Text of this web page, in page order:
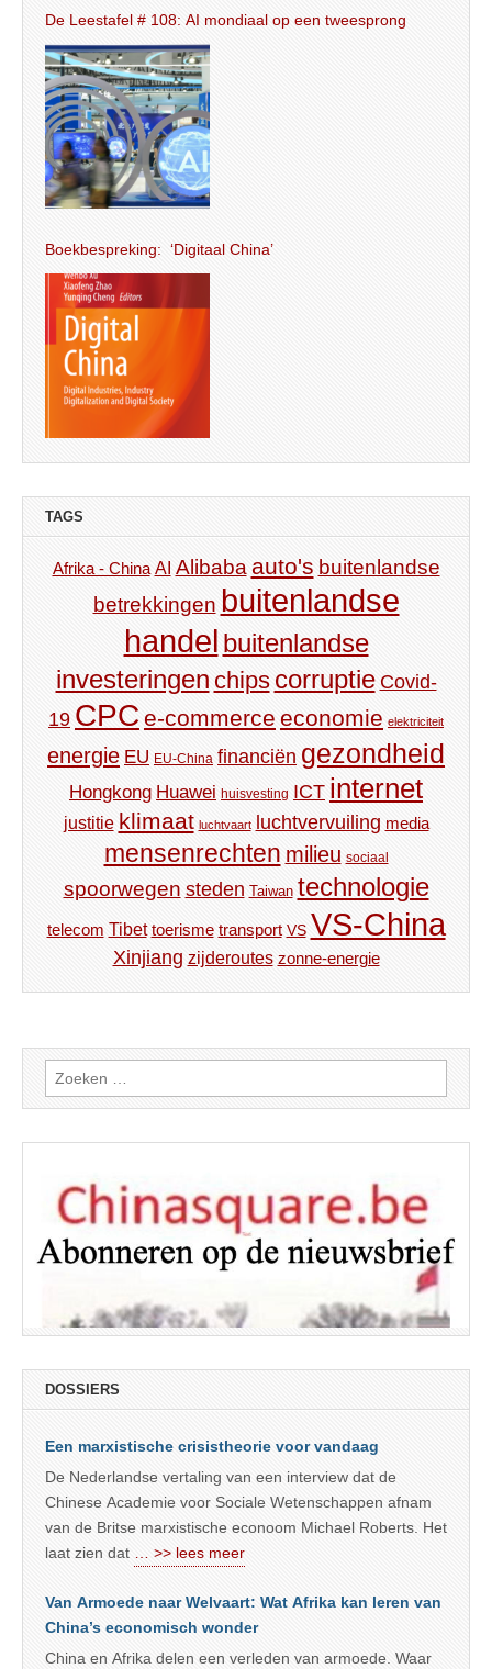
De Leestafel # 108: AI mondiaal op een tweesprong
Boekbespreking: ‘Digitaal China’
TAGS
Afrika - China AI Alibaba auto's buitenlandse
betrekkingen buitenlandse
handel buitenlandse
investeringen chips corruptie Covid-
19 CPC e-commerce economie elektriciteit
energie EU EU-China financiën gezondheid
Hongkong Huawei huisvesting ICT internet
justitie klimaat luchtvaart luchtvervuiling media
mensenrechten milieu sociaal
spoorwegen steden Taiwan technologie
telecom Tibet toerisme transport VS VS-China
Xinjiang zijderoutes zonne-energie
Zoeken
naar:
DOSSIERS
Een marxistische crisistheorie voor vandaag
De Nederlandse vertaling van een interview dat de
Chinese Academie voor Sociale Wetenschappen afnam
van de Britse marxistische econoom Michael Roberts. Het
laat zien dat
… >> lees meer
Van Armoede naar Welvaart: Wat Afrika kan leren van
China’s economisch wonder
China en Afrika delen een verleden van armoede. Waar